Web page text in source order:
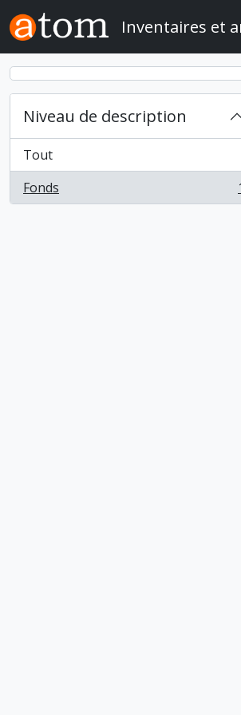
Skip to main content
Inventaires et
Niveau de description
Tout
Fonds
, 1 résultats